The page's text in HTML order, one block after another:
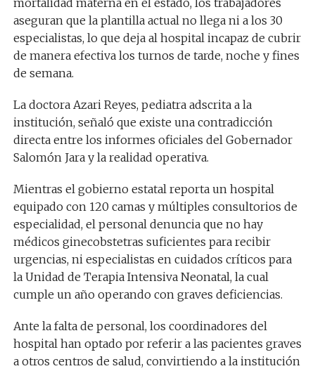
mortalidad materna en el estado, los trabajadores
aseguran que la plantilla actual no llega ni a los 30
especialistas, lo que deja al hospital incapaz de cubrir
de manera efectiva los turnos de tarde, noche y fines
de semana.
La doctora Azari Reyes, pediatra adscrita a la
institución, señaló que existe una contradicción
directa entre los informes oficiales del Gobernador
Salomón Jara y la realidad operativa.
Mientras el gobierno estatal reporta un hospital
equipado con 120 camas y múltiples consultorios de
especialidad, el personal denuncia que no hay
médicos ginecobstetras suficientes para recibir
urgencias, ni especialistas en cuidados críticos para
la Unidad de Terapia Intensiva Neonatal, la cual
cumple un año operando con graves deficiencias.
Ante la falta de personal, los coordinadores del
hospital han optado por referir a las pacientes graves
a otros centros de salud, convirtiendo a la institución